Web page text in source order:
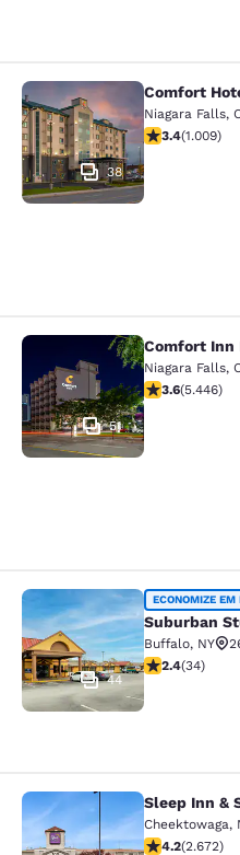
Comfort Hotel
38
Comfort
Niagara Falls,
classificação
3.4(1.009)
Comfort Inn
51
Comfort Inn
Niagara Falls,
classificação
3.6(5.446)
Suburban
44
ECONOMIZE
Suburban
Buffalo, NY
classificação
2.4(34)
Sleep Inn &Sleep Inn &
Cheektowaga,
classificação
4.2(2.672)